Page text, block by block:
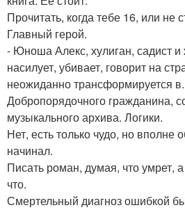
Прочитать, когда тебе 16, или не
Главный герой.
- Юноша Алекс, хулиган, садист и
насилует, убивает, говорит на
неожиданно трансформируется в.
Добропорядочного гражданина,
музыкального архива. Логики.
Нет, есть только чудо, но вполне
начинал.
Писать роман, думая, что умрет,
что.
Смертельный диагноз ошибкой